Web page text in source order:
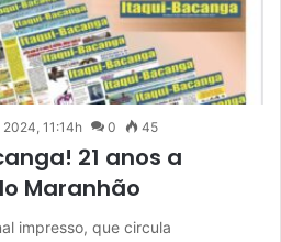
2024, 11:14h 0 45
21 anos a
Maranhão
impresso, que circula